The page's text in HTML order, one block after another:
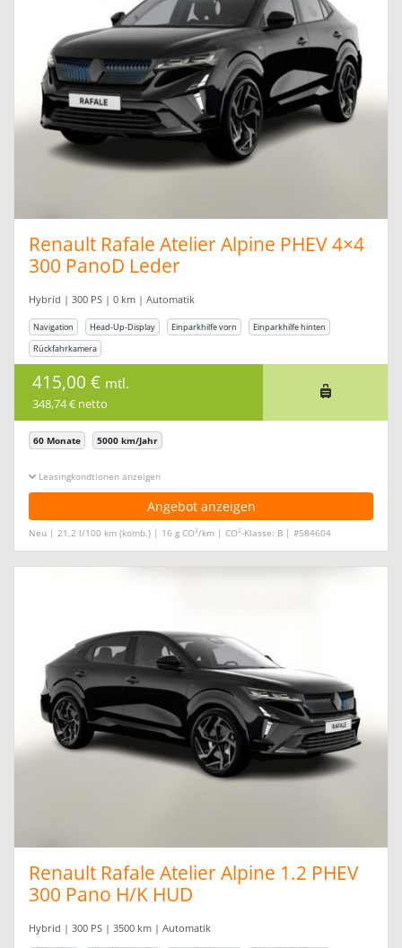
Renault Rafale Atelier Alpine PHEV 4×4
300 PanoD Leder
Hybrid | 300 PS | 0 km | Automatik
Navigation Head-Up-Display Einparkhilfe vorn
Einparkhilfe hinten
Rückfahrkamera
415,00 € mtl.
348,74 € netto
60 Monate 5000 km/Jahr
Leasingkonditionen ein-/ausblenden
Angebot anzeigen
Neu | 21,2 l/100 km (komb.) | 16 g CO2/km | CO2-Klasse: B | #584604
Renault Rafale Atelier Alpine 1.2 PHEV
300 Pano H/K HUD
Hybrid | 300 PS | 3500 km | Automatik